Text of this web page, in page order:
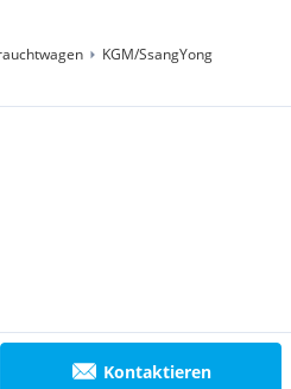
Kontaktieren
KGM/SsangYong